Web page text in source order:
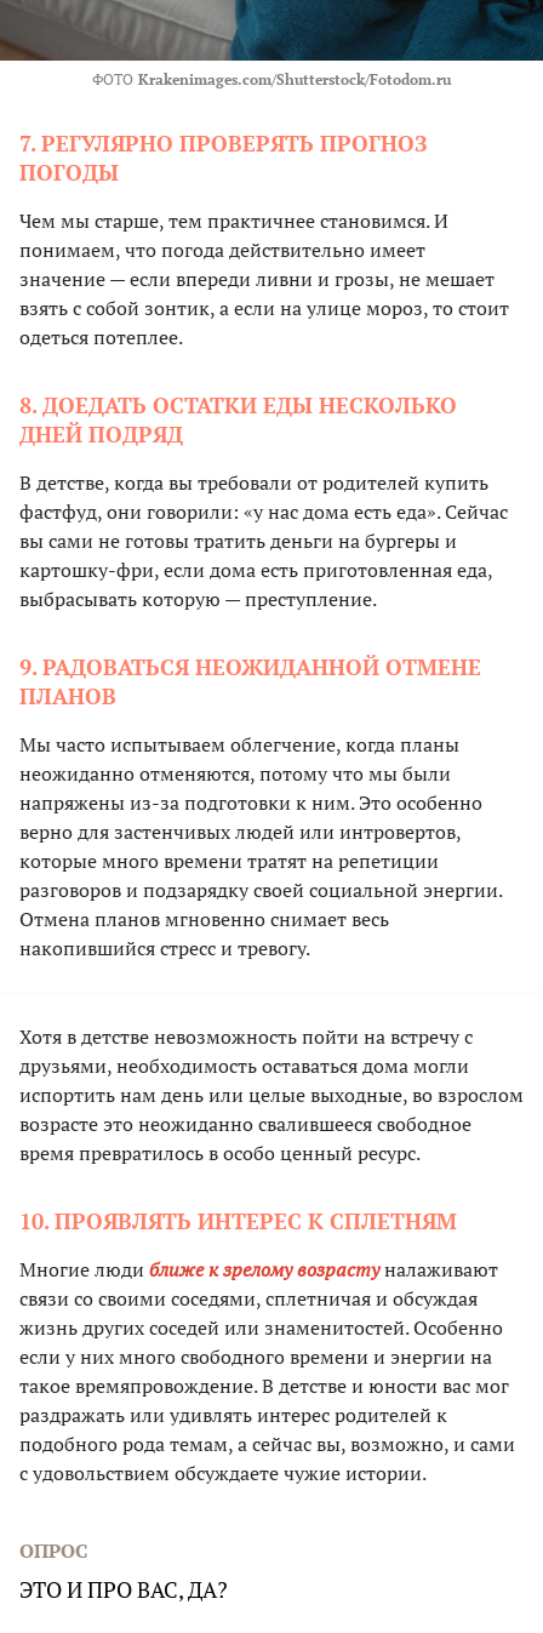
ФОТО Krakenimages.com/Shutterstock/Fotodom.ru
7. РЕГУЛЯРНО ПРОВЕРЯТЬ ПРОГНОЗ
ПОГОДЫ
Чем мы старше, тем практичнее становимся. И
понимаем, что погода действительно имеет
значение — если впереди ливни и грозы, не мешает
взять с собой зонтик, а если на улице мороз, то стоит
одеться потеплее.
8. ДОЕДАТЬ ОСТАТКИ ЕДЫ НЕСКОЛЬКО
ДНЕЙ ПОДРЯД
В детстве, когда вы требовали от родителей купить
фастфуд, они говорили: «у нас дома есть еда». Сейчас
вы сами не готовы тратить деньги на бургеры и
картошку-фри, если дома есть приготовленная еда,
выбрасывать которую — преступление.
9. РАДОВАТЬСЯ НЕОЖИДАННОЙ ОТМЕНЕ
ПЛАНОВ
Мы часто испытываем облегчение, когда планы
неожиданно отменяются, потому что мы были
напряжены из-за подготовки к ним. Это особенно
верно для застенчивых людей или интровертов,
которые много времени тратят на репетиции
разговоров и подзарядку своей социальной энергии.
Отмена планов мгновенно снимает весь
накопившийся стресс и тревогу.
Хотя в детстве невозможность пойти на встречу с
друзьями, необходимость оставаться дома могли
испортить нам день или целые выходные, во взрослом
возрасте это неожиданно свалившееся свободное
время превратилось в особо ценный ресурс.
10. ПРОЯВЛЯТЬ ИНТЕРЕС К СПЛЕТНЯМ
Многие люди ближе к зрелому возрастуналаживают
связи со своими соседями, сплетничая и обсуждая
жизнь других соседей или знаменитостей. Особенно
если у них много свободного времени и энергии на
такое времяпровождение. В детстве и юности вас мог
раздражать или удивлять интерес родителей к
подобного рода темам, а сейчас вы, возможно, и сами
с удовольствием обсуждаете чужие истории.
ОПРОС
ЭТО И ПРО ВАС, ДА?